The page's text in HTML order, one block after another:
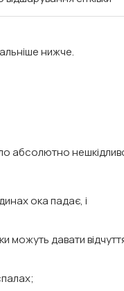
нижче.
абсолютно
ока падає, і
можуть давати